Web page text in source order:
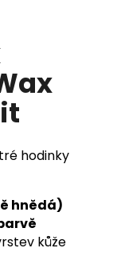
hodinky
hnědá)
kůže